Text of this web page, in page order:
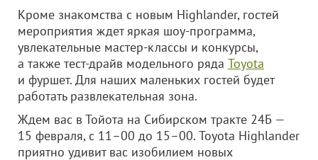
Кроме знакомства с новым Highlander, гостей
мероприятия ждет яркая шоу-программа,
увлекательные мастер-классы и конкурсы,
а также тест-драйв модельного ряда Toyota
и фуршет. Для наших маленьких гостей будет
работать развлекательная зона.
Ждем вас в Тойота на Сибирском тракте 24Б —
15 февраля, с 11–00 до 15–00. Toyota Highlander
приятно удивит вас изобилием новых